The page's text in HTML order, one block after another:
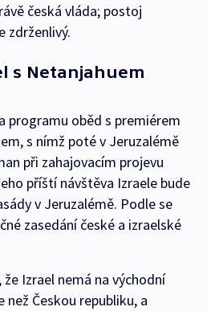
česká vláda; postoj
zdrženlivý.
s Netanjahuem
programu oběd s premiérem
s nímž poté v Jeruzalémě
při zahajovacím projevu
příští návštěva Izraele bude
v Jeruzalémě. Podle se
zasedání české a izraelské
Izrael nemá na východní
Českou republiku, a